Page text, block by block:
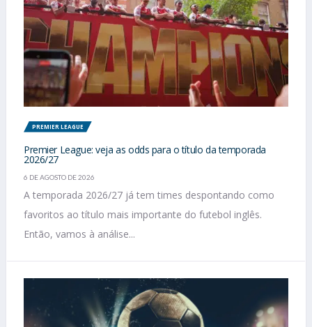
PREMIER LEAGUE
Premier League: veja as odds para o título da temporada
2026/27
6 DE AGOSTO DE 2026
A temporada 2026/27 já tem times despontando como
favoritos ao título mais importante do futebol inglês.
Então, vamos à análise...